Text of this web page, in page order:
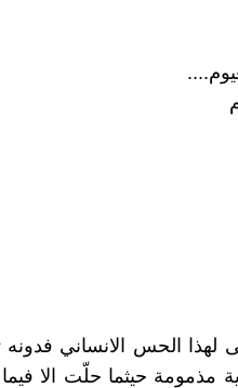
الحس الانساني فدونه
مذمومة حيثما حلّت الا